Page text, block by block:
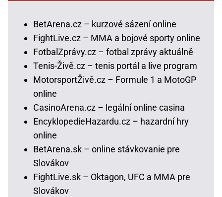
BetArena.cz – kurzové sázení online
FightLive.cz – MMA a bojové sporty online
FotbalZprávy.cz – fotbal zprávy aktuálně
Tenis-Živě.cz – tenis portál a live program
MotorsportŽivě.cz – Formule 1 a MotoGP
online
CasinoArena.cz – legální online casina
EncyklopedieHazardu.cz – hazardní hry
online
BetArena.sk – online stávkovanie pre
Slovákov
FightLive.sk – Oktagon, UFC a MMA pre
Slovákov